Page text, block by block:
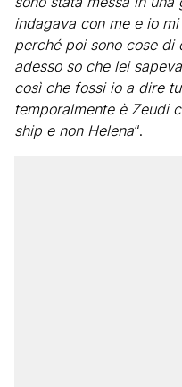
indagava con me e io
perché poi sono cose di
adesso so che lei
così che fossi io a dire
temporalmente è Zeudi
ship e non Helena“.